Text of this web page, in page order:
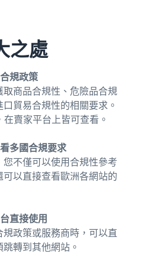
之處
規政策
商品合規性、危險品合規
貿易合規性的相關要求。
在賣家平台上皆可查看。
多國合規要求
不僅可以使用合規性參考
以直接查看歐洲各網站的
直接使用
政策或服務商時，可以直
轉到其他網站。